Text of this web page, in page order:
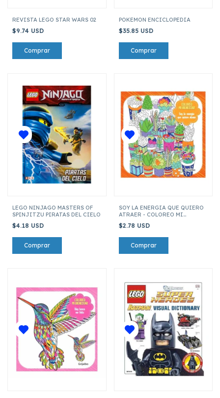
REVISTA LEGO STAR WARS 02
$9.74 USD
POKEMON ENCICLOPEDIA
$35.85 USD
LEGO NINJAGO MASTERS OF
SPINJITZU PIRATAS DEL CIELO
$4.18 USD
SOY LA ENERGIA QUE QUIERO
ATRAER - COLOREO MI
$2.78 USD